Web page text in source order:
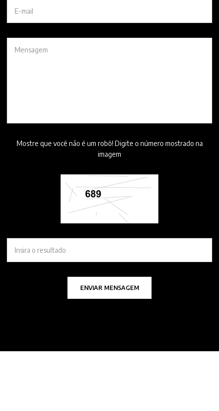
Mostre que você não é um robô! Digite o número mostrado na
imagem
ENVIAR MENSAGEM